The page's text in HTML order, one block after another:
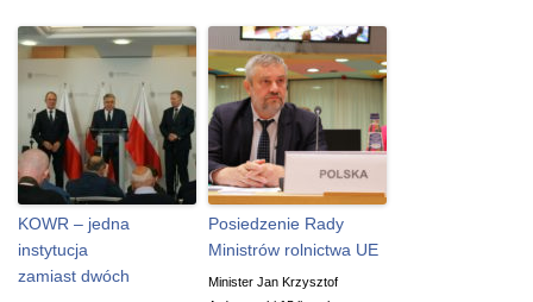
KOWR – jedna
instytucja
zamiast dwóch
Posiedzenie Rady
Ministrów rolnictwa UE
Minister Jan Krzysztof